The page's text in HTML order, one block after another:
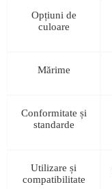
Opțiuni de
culoare
Mărime
Conformitate și
standarde
Utilizare și
compatibilitate